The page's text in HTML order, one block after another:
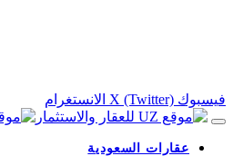
فيسبوك X (Twitter) الانستغرام
عقارات السعودية